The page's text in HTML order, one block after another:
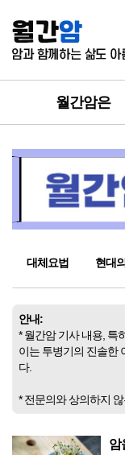
월간암은
대체요법 현대
안내:
* 월간암 기사 내용, 특
이는 투병기의 진솔한
다.
* 전문의와 상의하지
암